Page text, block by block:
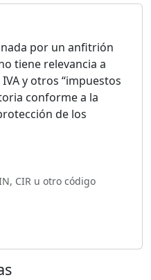
por un anfitrión
tiene relevancia a
y otros “impuestos
conforme a la
de los
CIR u otro código